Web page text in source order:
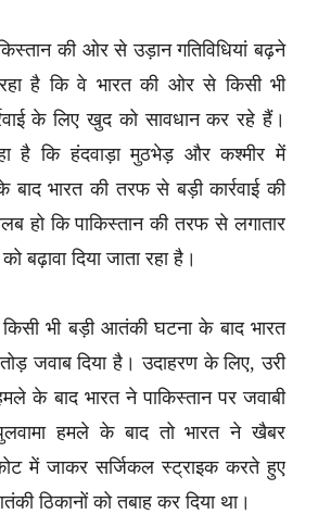
की ओर से उड़ान गतिविधियां बढ़ने
है कि वे भारत की ओर से किसी भी
के लिए खुद को सावधान कर रहे हैं।
है कि हंदवाड़ा मुठभेड़ और कश्मीर में
बाद भारत की तरफ से बड़ी कार्रवाई की
हो कि पाकिस्तान की तरफ से लगातार
बढ़ावा दिया जाता रहा है।
भी बड़ी आतंकी घटना के बाद भारत
जवाब दिया है। उदाहरण के लिए, उरी
के बाद भारत ने पाकिस्तान पर जवाबी
हमले के बाद तो भारत ने खैबर
में जाकर सर्जिकल स्ट्राइक करते हुए
ठिकानों को तबाह कर दिया था।